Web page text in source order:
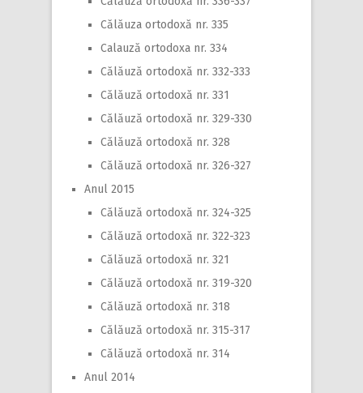
Călăuza ortodoxă nr. 335
Calauză ortodoxa nr. 334
Călăuză ortodoxă nr. 332-333
Călăuză ortodoxă nr. 331
Călăuză ortodoxă nr. 329-330
Călăuză ortodoxă nr. 328
Călăuză ortodoxă nr. 326-327
Anul 2015
Călăuză ortodoxă nr. 324-325
Călăuză ortodoxă nr. 322-323
Călăuză ortodoxă nr. 321
Călăuză ortodoxă nr. 319-320
Călăuză ortodoxă nr. 318
Călăuză ortodoxă nr. 315-317
Călăuză ortodoxă nr. 314
Anul 2014